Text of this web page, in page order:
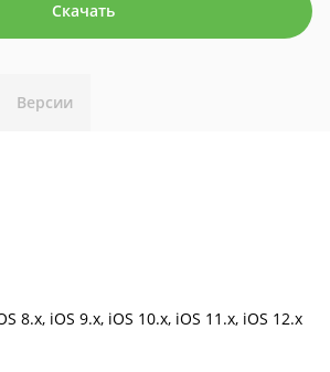
Скачать
Версии
8.x, iOS 9.x, iOS 10.x, iOS 11.x, iOS 12.x